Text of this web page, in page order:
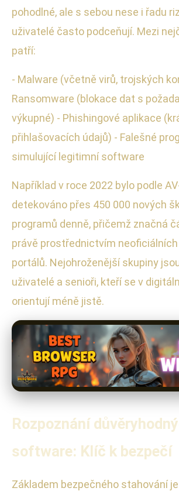
pohodlné, ale s sebou nese i řadu
uživatelé často podceňují. Mezi
patří:
- Malware (včetně virů, trojských
Ransomware (blokace dat s
výkupné) - Phishingové aplikace
přihlašovacích údajů) - Falešné
simulující legitimní software
Například v roce 2022 bylo podle
detekováno přes 450 000 nových
programů denně, přičemž značná
právě prostřednictvím
portálů. Nejohroženější skupiny
uživatelé a senioři, kteří se v
orientují méně jistě.
Rozpoznání
software: Klíč k bezpečí
Základem bezpečného stahování